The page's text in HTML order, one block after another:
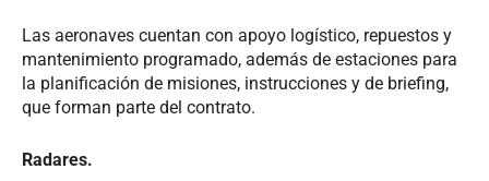
Las aeronaves cuentan con apoyo logístico, repuestos y
mantenimiento programado, además de estaciones para
la planificación de misiones, instrucciones y de briefing,
que forman parte del contrato.
Radares.